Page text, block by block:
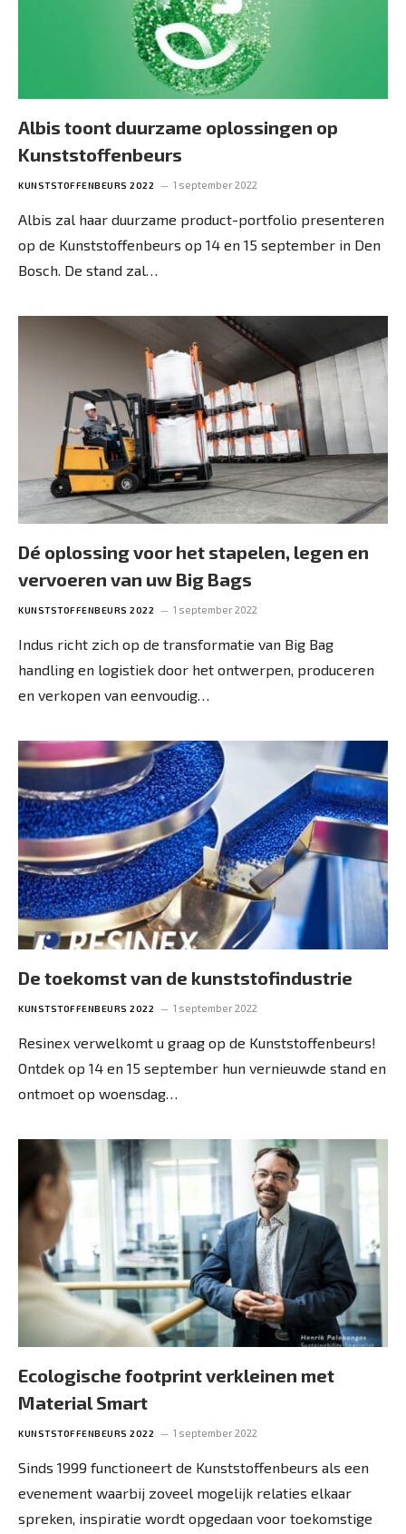
Albis toont duurzame oplossingen op
Kunststoffenbeurs
KUNSTSTOFFENBEURS 2022 1 september 2022
Albis zal haar duurzame product-portfolio presenteren
op de Kunststoffenbeurs op 14 en 15 september in Den
Bosch. De stand zal…
Dé oplossing voor het stapelen, legen en
vervoeren van uw Big Bags
KUNSTSTOFFENBEURS 2022 1 september 2022
Indus richt zich op de transformatie van Big Bag
handling en logistiek door het ontwerpen, produceren
en verkopen van eenvoudig…
De toekomst van de kunststofindustrie
KUNSTSTOFFENBEURS 2022 1 september 2022
Resinex verwelkomt u graag op de Kunststoffenbeurs!
Ontdek op 14 en 15 september hun vernieuwde stand en
ontmoet op woensdag…
Ecologische footprint verkleinen met
Material Smart
KUNSTSTOFFENBEURS 2022 1 september 2022
Sinds 1999 functioneert de Kunststoffenbeurs als een
evenement waarbij zoveel mogelijk relaties elkaar
spreken, inspiratie wordt opgedaan voor toekomstige